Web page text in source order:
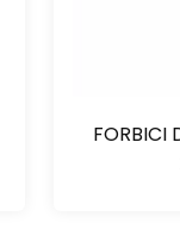
FORBICI